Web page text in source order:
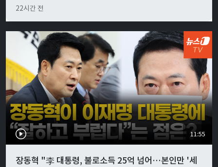
22시간 전
11:55
장동혁 "李 대통령, 불로소득 25억 넘어…본인만 '세